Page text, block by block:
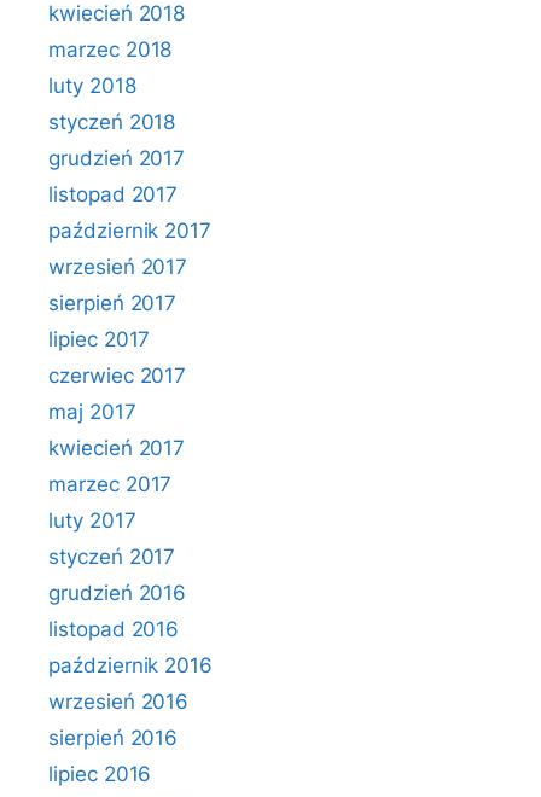
kwiecień 2018
marzec 2018
luty 2018
styczeń 2018
grudzień 2017
listopad 2017
październik 2017
wrzesień 2017
sierpień 2017
lipiec 2017
czerwiec 2017
maj 2017
kwiecień 2017
marzec 2017
luty 2017
styczeń 2017
grudzień 2016
listopad 2016
październik 2016
wrzesień 2016
sierpień 2016
lipiec 2016